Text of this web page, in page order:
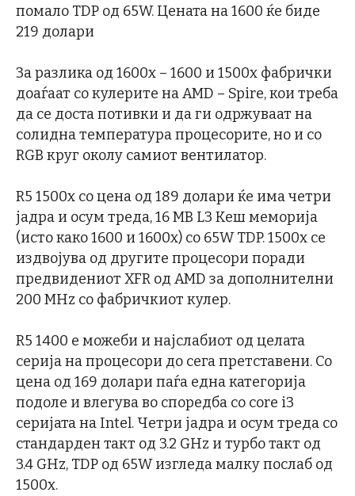
помало TDP од 65W. Цената на 1600 ќе биде
219 долари
За разлика од 1600x – 1600 и 1500x фабрички
доаѓаат со кулерите на AMD – Spire, кои треба
да се доста потивки и да ги одржуваат на
солидна температура процесорите, но и со
RGB круг околу самиот вентилатор.
R5 1500x со цена од 189 долари ќе има четри
јадра и осум треда, 16 MB L3 Кеш меморија
(исто како 1600 и 1600x) со 65W TDP. 1500x се
издвојува од другите процесори поради
предвидениот XFR од AMD за дополнителни
200 MHz со фабричкиот кулер.
R5 1400 е можеби и најслабиот од целата
серија на процесори до сега претставени. Со
цена од 169 долари паѓа една категорија
подоле и влегува во споредба со core i3
серијата на Intel. Четри јадра и осум треда со
стандарден такт од 3.2 GHz и турбо такт од
3.4 GHz, TDP од 65W изгледа малку послаб од
1500x.